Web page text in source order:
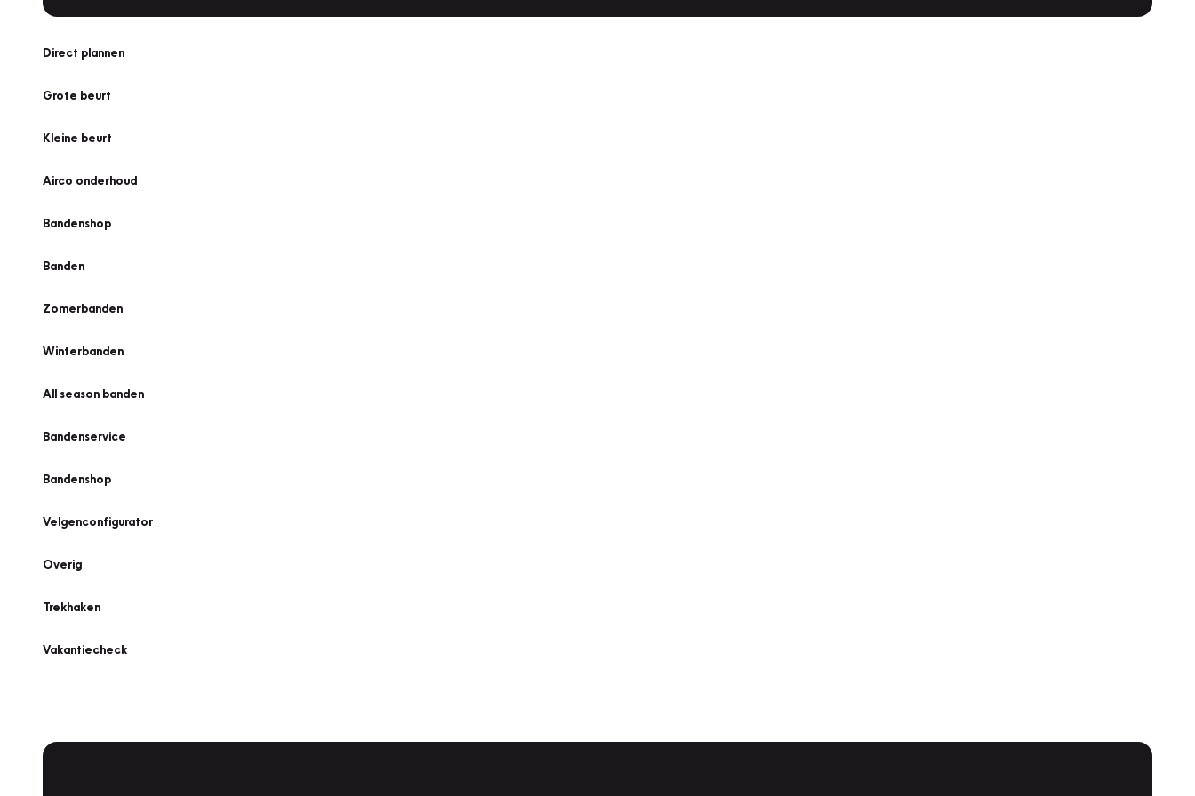
Direct plannen
Grote beurt
Kleine beurt
Airco onderhoud
Bandenshop
Banden
Zomerbanden
Winterbanden
All season banden
Bandenservice
Bandenshop
Velgenconfigurator
Overig
Trekhaken
Vakantiecheck